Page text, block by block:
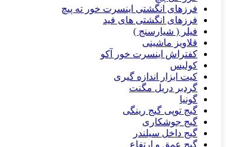
فرزهای انگشتی اینسرت خور ته پیچ
فرزهای انگشتی های فید
فیلر ( شیارسنج )
قلاویز ماشینی
کفتراش اینسرت خور آکو
کولیس
کیت ابزار اندازه گیری
گردبر دریل مگنت
گونیا
گیج توپی گیج رینگی
گیج جوشکاری
گیج داخل سیلندر
گیج عمق و ارتفاع